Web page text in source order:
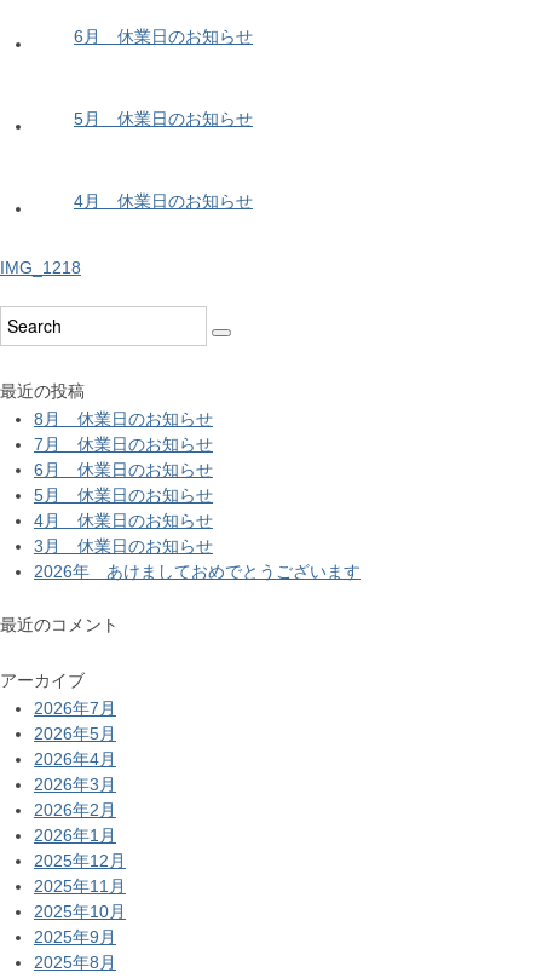
6月 休業日のお知らせ
5月 休業日のお知らせ
4月 休業日のお知らせ
IMG_1218
最近の投稿
8月 休業日のお知らせ
7月 休業日のお知らせ
6月 休業日のお知らせ
5月 休業日のお知らせ
4月 休業日のお知らせ
3月 休業日のお知らせ
2026年 あけましておめでとうございます
最近のコメント
アーカイブ
2026年7月
2026年5月
2026年4月
2026年3月
2026年2月
2026年1月
2025年12月
2025年11月
2025年10月
2025年9月
2025年8月